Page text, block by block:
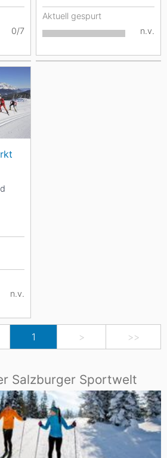
0/7
Johann stehen...
Aktuell gespurt
n.v.
n.v.
1 > >>
Salzburger Sportwelt